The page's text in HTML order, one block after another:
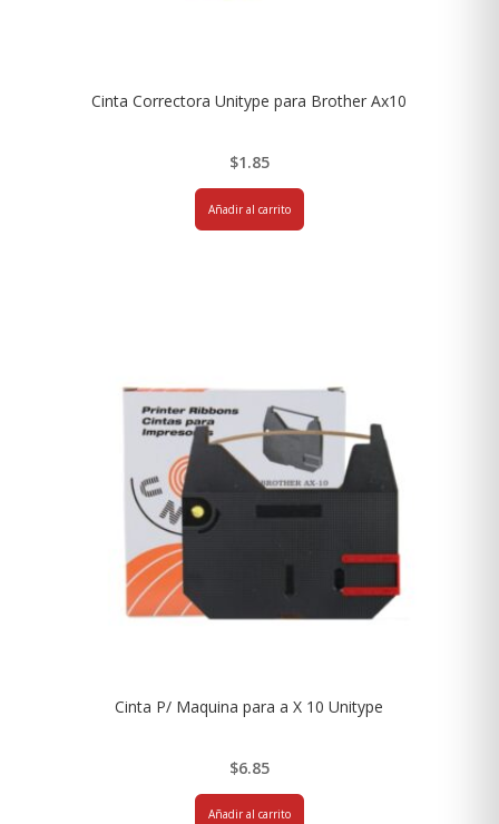
Cinta Correctora Unitype para Brother Ax10
$1.85
Añadir al carrito
Cinta P/ Maquina para a X 10 Unitype
$6.85
Añadir al carrito